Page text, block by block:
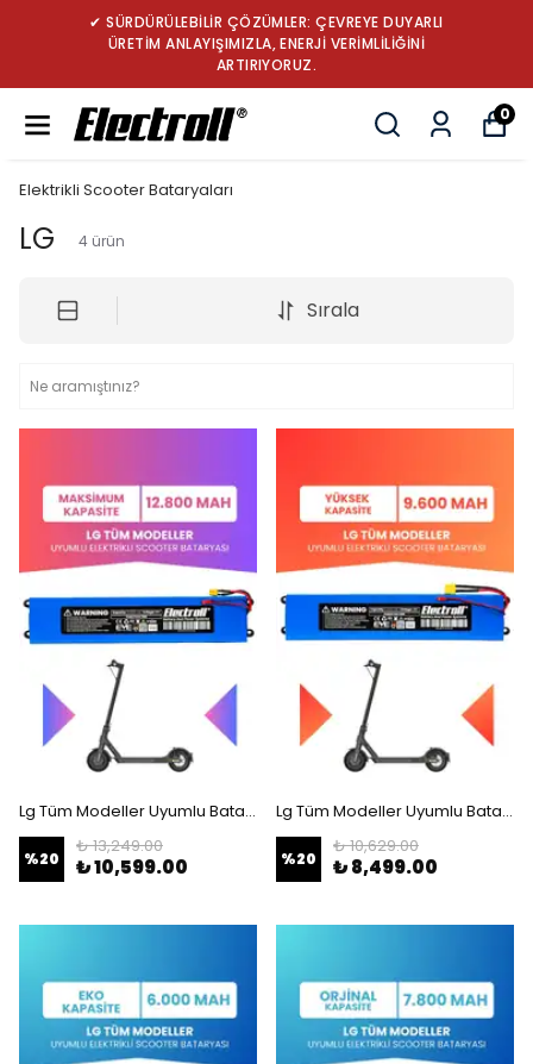
✔ SÜRDÜRÜLEBİLİR ÇÖZÜMLER: ÇEVREYE DUYARLI
ÜRETİM ANLAYIŞIMIZLA, ENERJİ VERİMLİLİĞİNİ
ARTIRIYORUZ.
0
Elektrikli Scooter Bataryaları
LG 4 ürün
Sırala
Lg Tüm Modeller Uyumlu Batarya (Maksimum Kapasite) 36v 12.800Mah Elektrikli Scooter Bataryası
%20
₺ 13,249.00
₺ 10,599.00
Lg Tüm Modeller Uyumlu Batarya (Yüksek Kapasite) 36v 9.600Mah Elektrikli Scooter Bataryası
%20
₺ 10,629.00
₺ 8,499.00